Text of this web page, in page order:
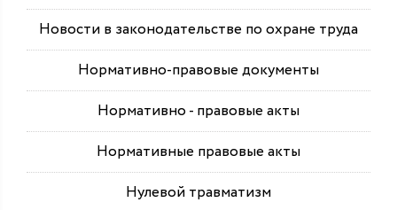
Новости в законодательстве по охране труда
Нормативно-правовые документы
Нормативно - правовые акты
Нормативные правовые акты
Нулевой травматизм